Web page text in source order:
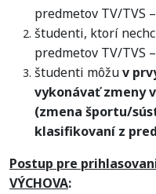
predmetov TV/TVS –
študenti, ktorí
predmetov TV/TVS –
študenti môžuv
vykonávať zmeny
(zmena športu/
klasifikovaní z
Postup pre
VÝCHOVA: